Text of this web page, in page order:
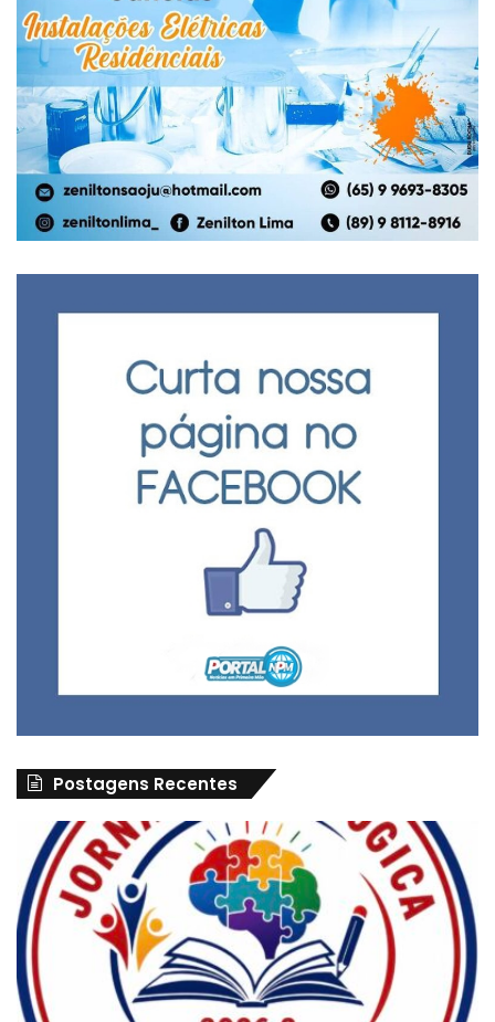
Postagens Recentes